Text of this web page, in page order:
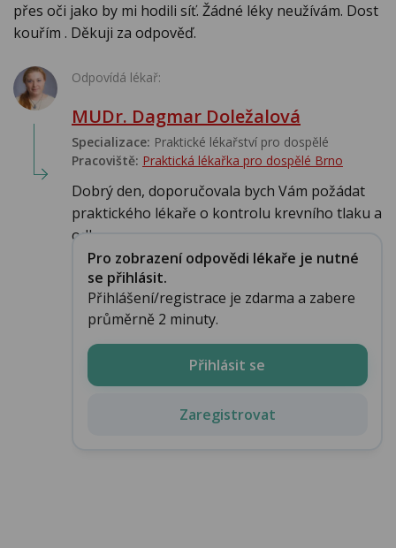
přes oči jako by mi hodili síť. Žádné léky neužívám. Dost
kouřím . Děkuji za odpověď.
Odpovídá lékař:
MUDr. Dagmar Doležalová
Specializace: Praktické lékařství pro dospělé
Pracoviště: Praktická lékařka pro dospělé Brno
Dobrý den, doporučovala bych Vám požádat
praktického lékaře o kontrolu krevního tlaku a
odb...
Pro zobrazení odpovědi lékaře je nutné
se přihlásit.
Přihlášení/registrace je zdarma a zabere
průměrně 2 minuty.
Přihlásit se
Zaregistrovat